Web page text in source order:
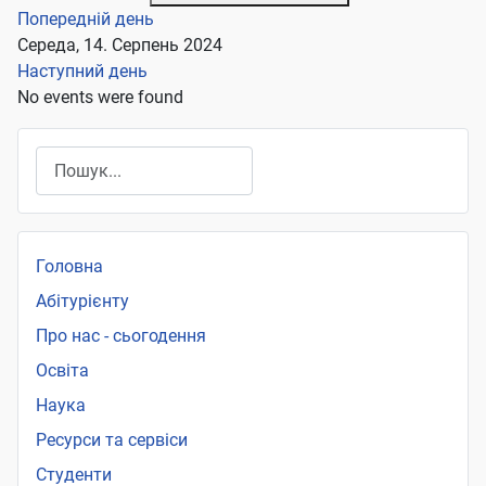
Попередній день
Середа, 14. Серпень 2024
Наступний день
No events were found
Головна
Абітурієнту
Про нас - сьогодення
Освіта
Наука
Ресурси та сервіси
Студенти